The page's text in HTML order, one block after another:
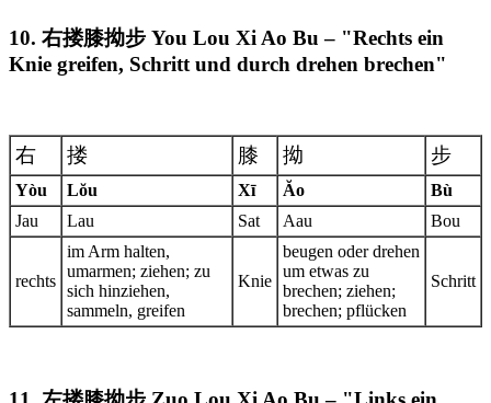
10. 右搂膝拗步 You Lou Xi Ao Bu – "Rechts ein
Knie greifen, Schritt und durch drehen brechen"
右 搂 膝 拗 步
Yòu Lŏu Xī Ăo
Bù
Jau
Lau Sat Aau Bou
rechts
im Arm halten,
umarmen; ziehen; zu
sich hinziehen,
sammeln, greifen
Knie
beugen oder drehen
um etwas zu
brechen; ziehen;
brechen; pflücken
Schritt